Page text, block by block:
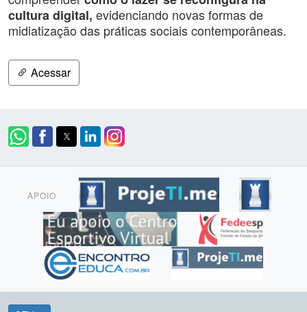
cultura digital, evidenciando novas formas de
midiatização das práticas sociais contemporâneas.
Acessar
APOIO